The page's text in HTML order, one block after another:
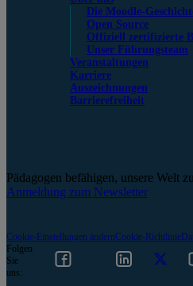
Die Moodle-
Open Source
Offiziell zertifizierte
Unser Führungsteam
Veranstaltungen
Karriere
Auszeichnungen
Barrierefreiheit
Pädagogen befähigen, unsere Welt
Anmeldung zum Newsletter
Cookie-Einstellungen ändernCookie-Richtlinie
Folgen
Sie
uns: